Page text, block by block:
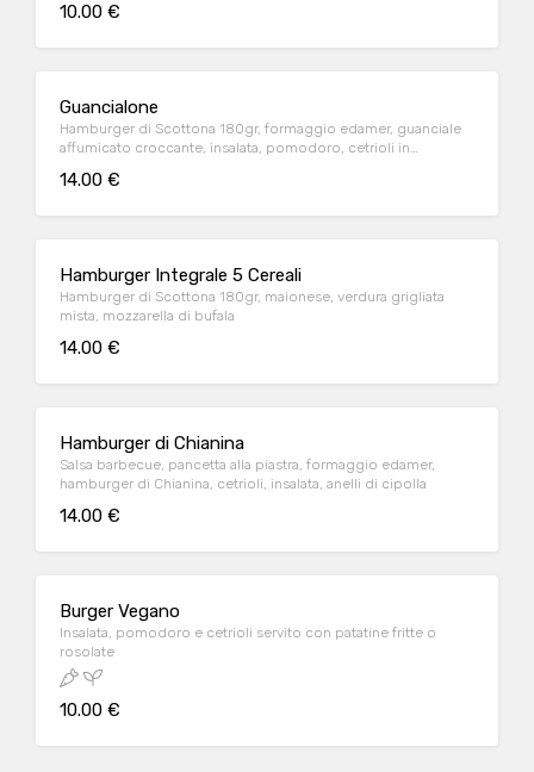
10.00 €
Guancialone
Hamburger di Scottona 180gr, formaggio edamer, guanciale
affumicato croccante, insalata, pomodoro, cetrioli in
14.00 €
Hamburger Integrale 5 Cereali
Hamburger di Scottona 180gr, maionese, verdura grigliata
mista, mozzarella di bufala
14.00 €
Hamburger di Chianina
Salsa barbecue, pancetta alla piastra, formaggio edamer,
hamburger di Chianina, cetrioli, insalata, anelli di cipolla
14.00 €
Burger Vegano
Insalata, pomodoro e cetrioli servito con patatine fritte o
rosolate
10.00 €